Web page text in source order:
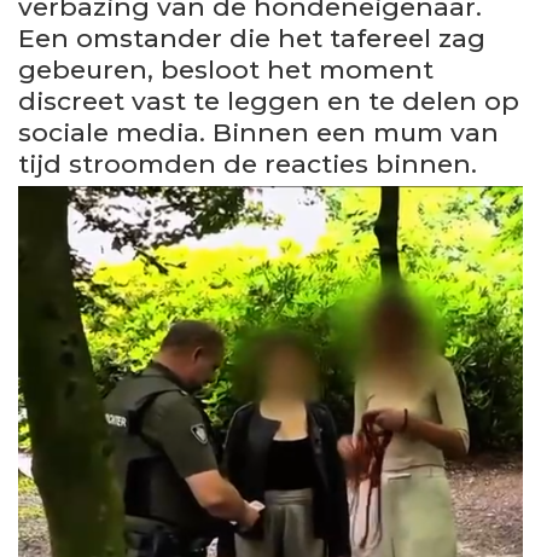
verbazing van de hondeneigenaar.
Een omstander die het tafereel zag
gebeuren, besloot het moment
discreet vast te leggen en te delen op
sociale media. Binnen een mum van
tijd stroomden de reacties binnen.